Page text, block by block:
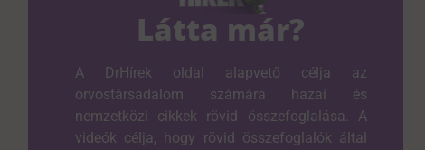
Látta már?
A DrHírek oldal alapvető célja az
orvostársadalom számára hazai és
nemzetközi cikkek rövid összefoglalása. A
videók célja, hogy rövid összefoglalók által